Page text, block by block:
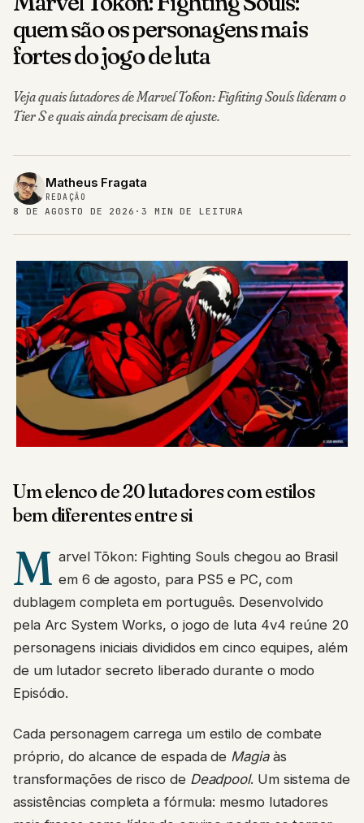
quem são os personagens mais
fortes do jogo de luta
Veja quais lutadores de Marvel Tōkon: Fighting Souls lideram o
Tier S e quais ainda precisam de ajuste.
Matheus Fragata
REDAÇÃO
8 DE AGOSTO DE 2026 · 3 MIN DE LEITURA
Um elenco de 20 lutadores com estilos
bem diferentes entre si
M arvel Tōkon: Fighting Souls chegou ao Brasil
em 6 de agosto, para PS5 e PC, com
dublagem completa em português. Desenvolvido
pela Arc System Works, o jogo de luta 4v4 reúne 20
personagens iniciais divididos em cinco equipes, além
de um lutador secreto liberado durante o modo
Episódio.
Cada personagem carrega um estilo de combate
próprio, do alcance de espada de Magiaàs
transformações de risco de Deadpool. Um sistema de
assistências completa a fórmula: mesmo lutadores